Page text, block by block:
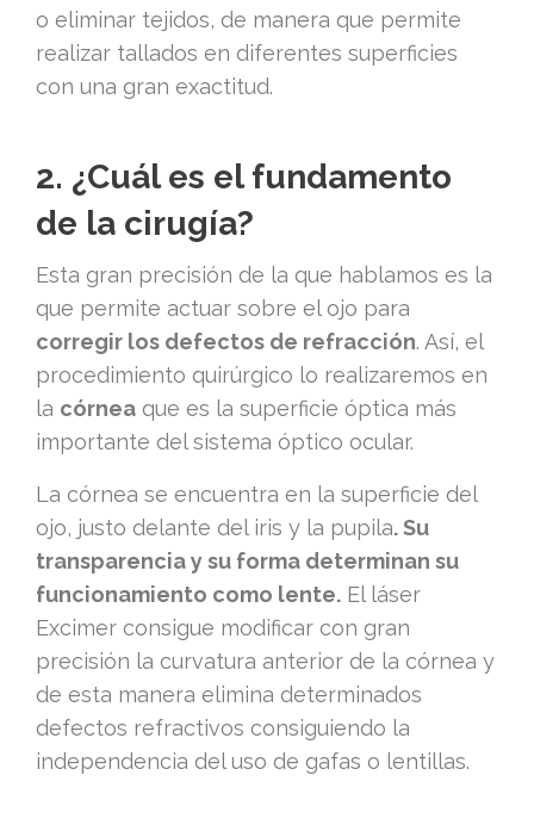
o eliminar tejidos, de manera que permite
realizar tallados en diferentes superficies
con una gran exactitud.
2. ¿Cuál es el fundamento
de la cirugía?
Esta gran precisión de la que hablamos es la
que permite actuar sobre el ojo para
corregir los defectos de refracción. Así, el
procedimiento quirúrgico lo realizaremos en
la córnea que es la superficie óptica más
importante del sistema óptico ocular.
La córnea se encuentra en la superficie del
ojo, justo delante del iris y la pupila. Su
transparencia y su forma determinan su
funcionamiento como lente. El láser
Excimer consigue modificar con gran
precisión la curvatura anterior de la córnea y
de esta manera elimina determinados
defectos refractivos consiguiendo la
independencia del uso de gafas o lentillas.